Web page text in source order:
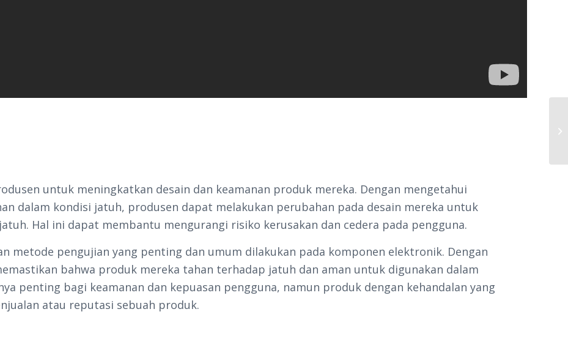
untuk meningkatkan desain dan keamanan produk mereka. Dengan mengetahui
dalam kondisi jatuh, produsen dapat melakukan perubahan pada desain mereka untuk
Hal ini dapat membantu mengurangi risiko kerusakan dan cedera pada pengguna.
metode pengujian yang penting dan umum dilakukan pada komponen elektronik. Dengan
bahwa produk mereka tahan terhadap jatuh dan aman untuk digunakan dalam
penting bagi keamanan dan kepuasan pengguna, namun produk dengan kehandalan yang
atau reputasi sebuah produk.